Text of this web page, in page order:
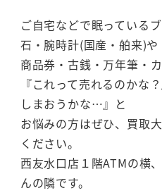
ご自宅などで眠っている
石・腕時計(国産・舶来)や
商品券・古銭・万年筆・
『これって売れるのかな
しまおうかな…』と
お悩みの方はぜひ、買取
ください。
西友水口店１階ATMの横
んの隣です。